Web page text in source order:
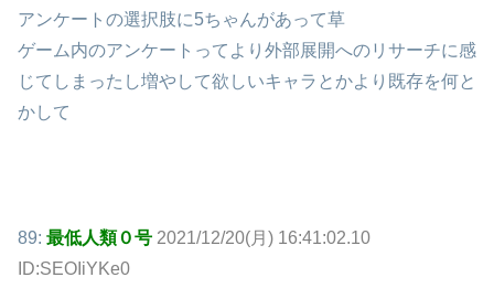
アンケートの選択肢に5ちゃんがあって草
ゲーム内のアンケートってより外部展開へのリサーチに感
じてしまったし増やして欲しいキャラとかより既存を何と
かして
89: 最低人類０号 2021/12/20(月) 16:41:02.10
ID:SEOIiYKe0